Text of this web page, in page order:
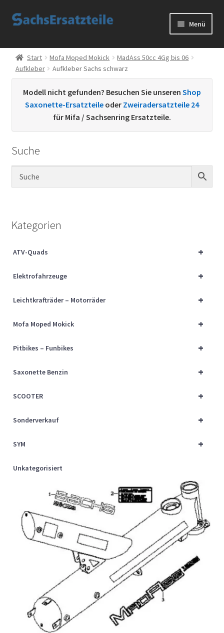
Zur
Zum
Menü
Start
AGB
Datenschutzerklärung
Kontakt
Sachs Ersatzteile
Über uns
Start Mofa Moped Mokick
MadAss 50cc 4Gg bis 06
Aufkleber
Aufkleber Sachs schwarz
Modell nicht gefunden? Besuchen Sie unseren Shop
Saxonette-Ersatzteile oder Zweiradersatzteile 24
für Mifa / Sachsenring Ersatzteile.
Suche
Kategorien
+
ATV-Quads
+
Elektrofahrzeuge
+
Leichtkrafträder – Motorräder
+
Mofa Moped Mokick
+
Pitbikes – Funbikes
+
Saxonette Benzin
+
SCOOTER
+
Sonderverkauf
+
SYM
Unkategorisiert